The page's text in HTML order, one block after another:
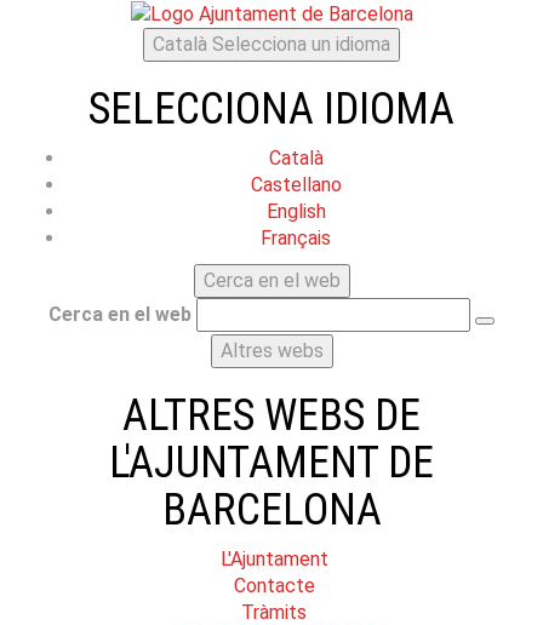
Català Selecciona un idioma
SELECCIONA IDIOMA
Català
Castellano
English
Français
Cerca en el web
Cerca en el web
Altres webs
ALTRES WEBS DE
L'AJUNTAMENT DE
BARCELONA
L'Ajuntament
Contacte
Tràmits